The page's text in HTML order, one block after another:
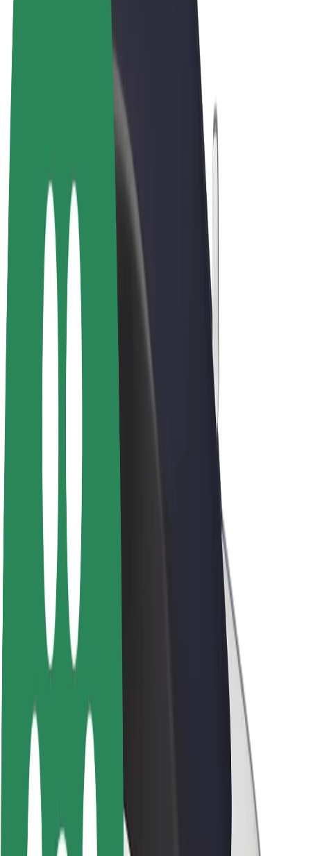
Bolt Drive
Bolt cégeknek
E-kerékpárok
Bolt Plus
Keress a Bolttal
Sofőrök
Sofőr kereset
Futárok
Karrier
Fenntarthatóság a Boltnál
Project Zero
Blog
Sajtószoba
Brand
Küldetés
Vezetőség
Márka
Média
Urban Fund
Biztonság
Utasbiztonság